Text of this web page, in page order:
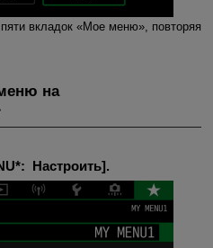
вкладок «Мое меню», повторяя
на
: Настроить].